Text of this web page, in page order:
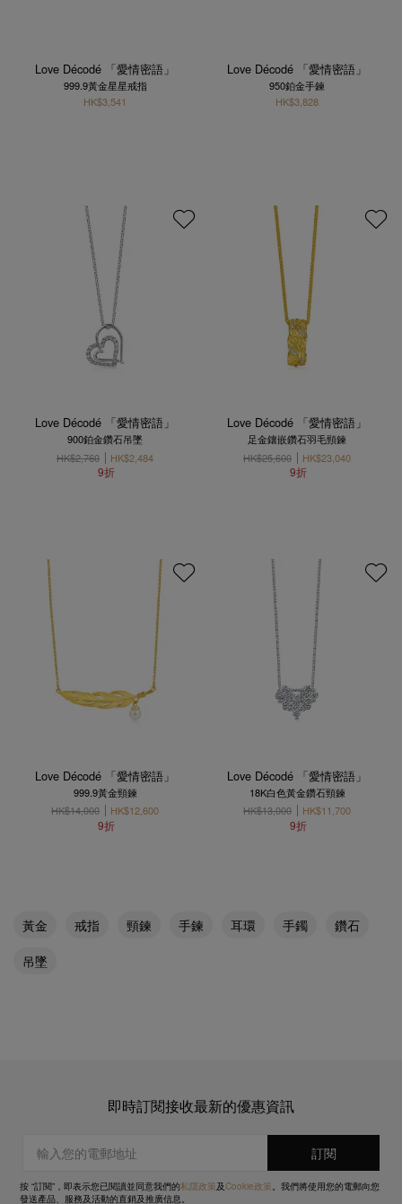
Love Décodé 「愛情密語」
999.9黃金星星戒指
HK$3,541
Love Décodé 「愛情密語」
950鉑金手鍊
HK$3,828
Love Décodé 「愛情密語」
900鉑金鑽石吊墜
HK$2,760
HK$2,484
9折
Love Décodé 「愛情密語」
足金鑲嵌鑽石羽毛頸鍊
HK$25,600
HK$23,040
9折
Love Décodé 「愛情密語」
999.9黃金頸鍊
HK$14,000
HK$12,600
9折
Love Décodé 「愛情密語」
18K白色黃金鑽石頸鍊
HK$13,000
HK$11,700
9折
黃金 戒指 頸鍊 手鍊 耳環 手鐲
鑽石
吊墜
即時訂閱接收最新的優惠資訊
按 “訂閱”，即表示您已閱讀並同意我們的私隱政策及Cookie政策 。我們將使用您的電郵向您
發送產品、服務及活動的直銷及推廣信息。